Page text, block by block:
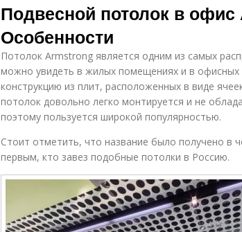
Подвесной потолок в офис
Особенности
Потолок Armstrong является одним из самых
можно увидеть в жилых помещениях и в офисных
конструкцию из плит, расположенных в виде
потолок довольно легко монтируется и не
поэтому пользуется широкой популярностью.
Стоит отметить, что название было получено в
первым, кто завез подобные потолки в Россию.